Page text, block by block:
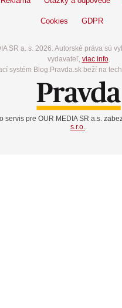
Cookies GDPR
SR a. s. 2026. Autorské práva sú
vydavateľ, viac info.
systém Blog.Pravda.sk beží na
servis pre OUR MEDIA SR a.s.
s.r.o..